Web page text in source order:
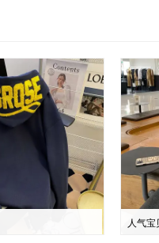
人气宝